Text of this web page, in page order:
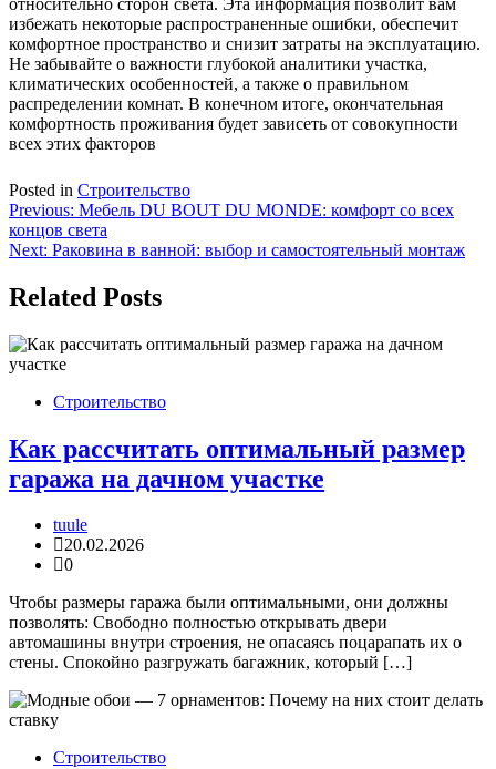
избежать некоторые распространенные ошибки, обеспечит
комфортное пространство и снизит затраты на эксплуатацию.
Не забывайте о важности глубокой аналитики участка,
климатических особенностей, а также о правильном
распределении комнат. В конечном итоге, окончательная
комфортность проживания будет зависеть от совокупности
всех этих факторов
Posted in Строительство
Навигация
по
Previous: Мебель DU BOUT DU MONDE: комфорт со всех
концов света
Next: Раковина в ванной: выбор и самостоятельный монтаж
Related Posts
Строительство
Как рассчитать оптимальный размер
гаража на дачном участке
tuule
20.02.2026
0
Чтобы размеры гаража были оптимальными, они должны
позволять: Свободно полностью открывать двери
автомашины внутри строения, не опасаясь поцарапать их о
стены. Спокойно разгружать багажник, который […]
Строительство